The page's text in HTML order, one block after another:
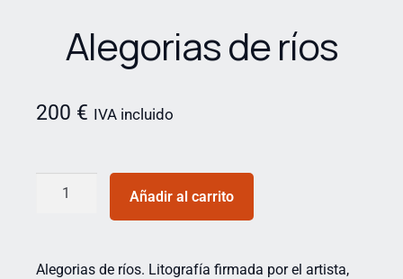
Alegorias de ríos
200 € IVA incluido
Añadir al carrito
Alegorias de ríos. Litografía firmada por el artista,